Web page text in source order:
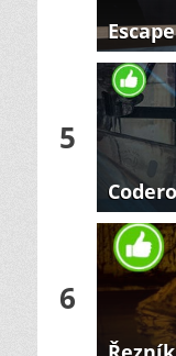
5
6